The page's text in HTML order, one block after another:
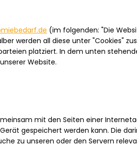
(im folgenden: "Die
werden all diese unter "Cookies"
platziert. In dem unten
Website.
mit den Seiten einer
gespeichert werden kann. Die
zu unseren oder den Servern